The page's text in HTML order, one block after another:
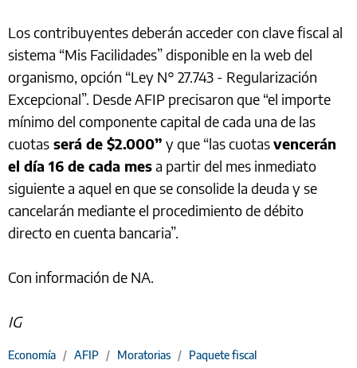
Los contribuyentes deberán acceder con clave fiscal al
sistema “Mis Facilidades” disponible en la web del
organismo, opción “Ley N° 27.743 - Regularización
Excepcional”. Desde AFIP precisaron que “el importe
mínimo del componente capital de cada una de las
cuotas será de $2.000” y que “las cuotasvencerán
el día 16 de cada mesa partir del mes inmediato
siguiente a aquel en que se consolide la deuda y se
cancelarán mediante el procedimiento de débito
directo en cuenta bancaria”.
Con información de NA.
IG
Economía / AFIP / Moratorias / Paquete fiscal